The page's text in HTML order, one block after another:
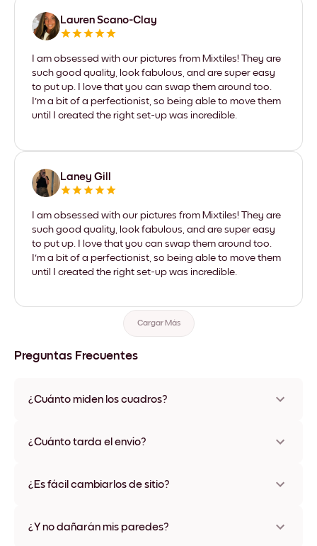
Lauren Scano-Clay
I am obsessed with our pictures from Mixtiles! They are
such good quality, look fabulous, and are super easy
to put up. I love that you can swap them around too.
I'm a bit of a perfectionist, so being able to move them
until I created the right set-up was incredible.
Laney Gill
I am obsessed with our pictures from Mixtiles! They are
such good quality, look fabulous, and are super easy
to put up. I love that you can swap them around too.
I'm a bit of a perfectionist, so being able to move them
until I created the right set-up was incredible.
Cargar Más
Preguntas Frecuentes
¿Cuánto miden los cuadros?
varios materiales y colores de marco, incluidas opciones sin
¿Cuánto tarda el envío?
disponibles en algunos países. Te enviaremos un número de
¿Es fácil cambiarlos de sitio?
ningún daño
¿Y no dañarán mis paredes?